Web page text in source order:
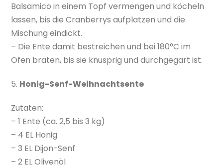
Balsamico in einem Topf vermengen und köcheln
lassen, bis die Cranberrys aufplatzen und die
Mischung eindickt.
– Die Ente damit bestreichen und bei 180°C im
Ofen braten, bis sie knusprig und durchgegart ist.
5. Honig-Senf-Weihnachtsente
Zutaten:
– 1 Ente (ca. 2,5 bis 3 kg)
– 4 EL Honig
– 3 EL Dijon-Senf
– 2 EL Olivenöl